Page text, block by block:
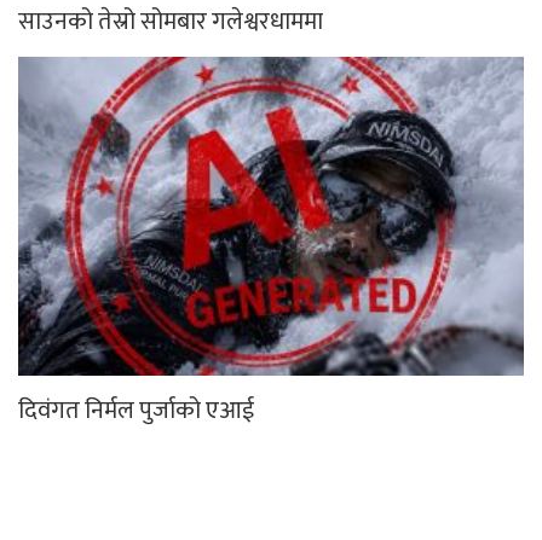
साउनको तेस्रो सोमबार गलेश्वरधाममा
दिवंगत निर्मल पुर्जाको एआई